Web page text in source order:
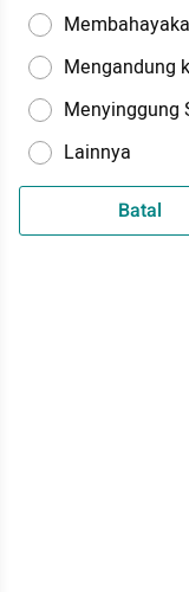
Mengandung
Menyinggung
Lainnya
Batal